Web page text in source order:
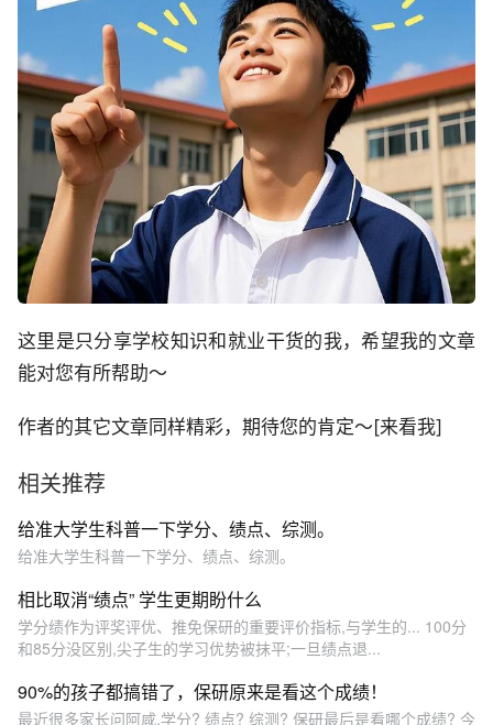
这里是只分享学校知识和就业干货的我，希望我的文章
能对您有所帮助～
作者的其它文章同样精彩，期待您的肯定～[来看我]
相关推荐
给准大学生科普一下学分、绩点、综测。
给准大学生科普一下学分、绩点、综测。
相比取消“绩点” 学生更期盼什么
学分绩作为评奖评优、推免保研的重要评价指标,与学生的... 100分
和85分没区别,尖子生的学习优势被抹平;一旦绩点退...
90%的孩子都搞错了，保研原来是看这个成绩！
最近很多家长问阿咸,学分? 绩点? 综测? 保研最后是看哪个成绩? 今